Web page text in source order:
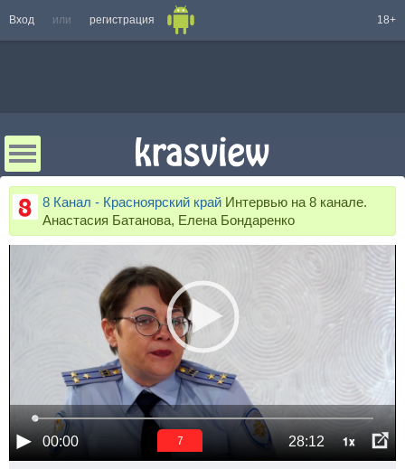
Вход или регистрация 18+
8 Канал - Красноярский край Интервью на 8 канале.
Анастасия Батанова, Елена Бондаренко
00:00 28:12 1x
6